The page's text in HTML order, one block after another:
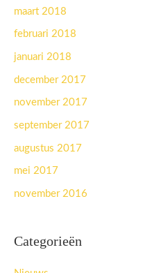
maart 2018
februari 2018
januari 2018
december 2017
november 2017
september 2017
augustus 2017
mei 2017
november 2016
Categorieën